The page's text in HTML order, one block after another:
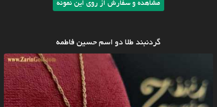
مشاهده و سفارش از روی این نمونه
گردنبند طلا دو اسم حسین فاطمه